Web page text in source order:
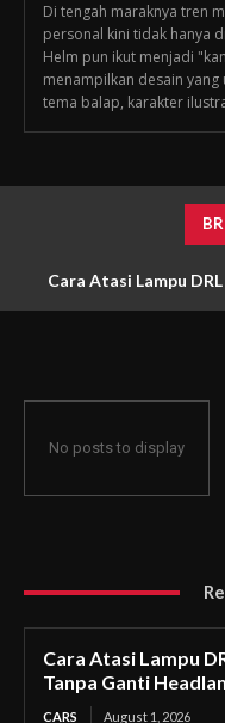
Di tengah maraknya tren
personal kini tidak hanya
Helm pun ikut menjadi
menampilkan desain
tema balap, karakter
Cara Atasi Lampu
No posts to display
Cara Atasi Lampu
Tanpa Ganti
CARS August 1, 2026